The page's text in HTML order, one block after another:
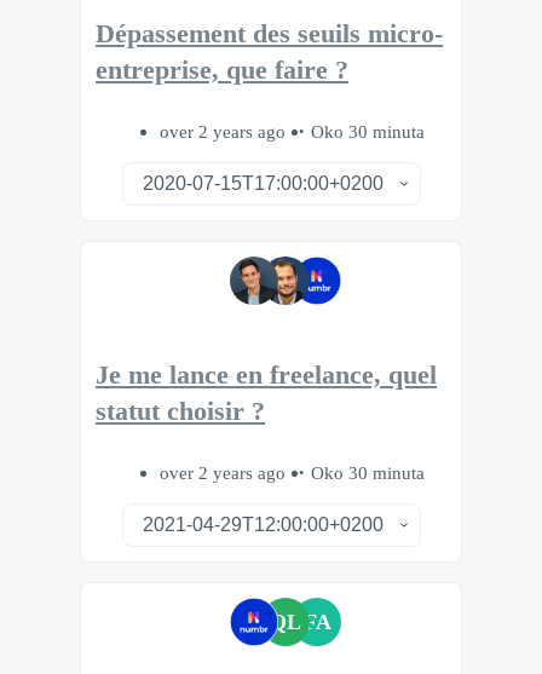
Dépassement des seuils micro-
entreprise, que faire ?
over 2 years ago Oko 30 minuta
Je me lance en freelance, quel
statut choisir ?
over 2 years ago Oko 30 minuta
QL FA